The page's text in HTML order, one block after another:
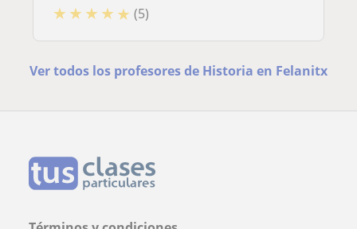
★ ★ ★ ★ ★ (5)
Ver todos los profesores de Historia en Felanitx